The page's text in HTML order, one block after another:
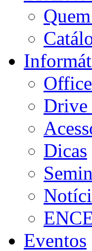
Dicas
Eventos